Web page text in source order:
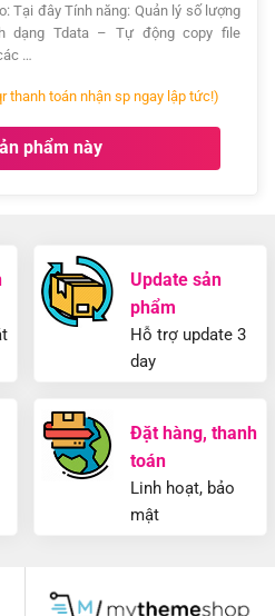
Tại đây Tính năng: Quản lý số lượng
dạng Tdata – Tự động copy file
…
thanh toán nhận sp ngay lập tức!)
phẩm này
Update sản
phẩm
Hỗ trợ update 3
day
Đặt hàng, thanh
toán
Linh hoạt, bảo
mật